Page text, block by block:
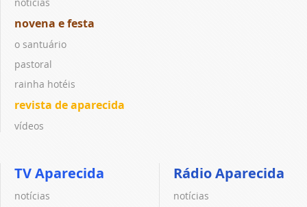
novena e festa
o santuário
pastoral
rainha hotéis
revista de aparecida
vídeos
TV Aparecida
notícias
Rádio Aparecida
notícias